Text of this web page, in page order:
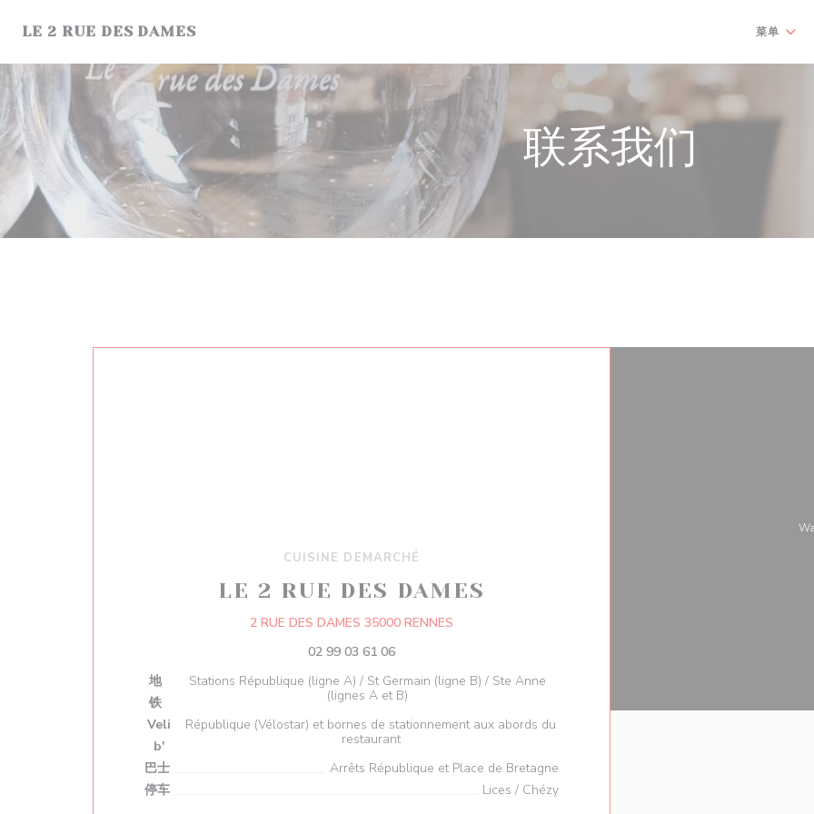
LE 2 RUE DES DAMES 菜单
联系我们
CUISINE DEMARCHÉ
LE 2 RUE DES DAMES
2 RUE DES DAMES 35000 RENNES
02 99 03 61 06
地
铁
Stations République (ligne A) / St Germain (ligne B) / Ste Anne
(lignes A et B)
Veli
b'
République (Vélostar) et bornes de stationnement aux abords du
restaurant
巴士
Arrêts République et Place de Bretagne
停车
Lices / Chézy